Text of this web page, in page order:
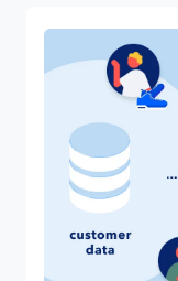
リピート売上
ECサイトリ
OMO（店舗と
来店予約
データ分析・
その他
ピックアッ
ピックアッ
ピックアッ
今更聞け